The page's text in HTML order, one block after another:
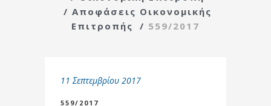
/ Αποφάσεις Οικονομικής
Επιτροπής
/ 559/2017
11 Σεπτεμβρίου 2017
559/2017